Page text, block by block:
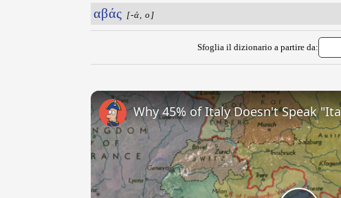
αβάς [-ά, ο]
Sfoglia il dizionario a partire da:
Why 45% of Italy Doesn't Speak